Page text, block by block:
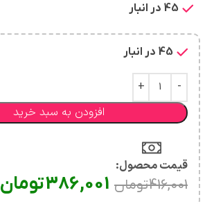
45 در انبار
45 در انبار
افزودن به سبد خرید
قیمت محصول:​
416,001تومان 386,001تومان